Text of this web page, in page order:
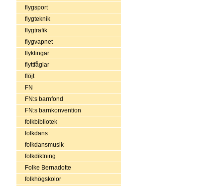
flygsport
flygteknik
flygtrafik
flygvapnet
flyktingar
flyttfåglar
flöjt
FN
FN:s barnfond
FN:s barnkonvention
folkbibliotek
folkdans
folkdansmusik
folkdiktning
Folke Bernadotte
folkhögskolor